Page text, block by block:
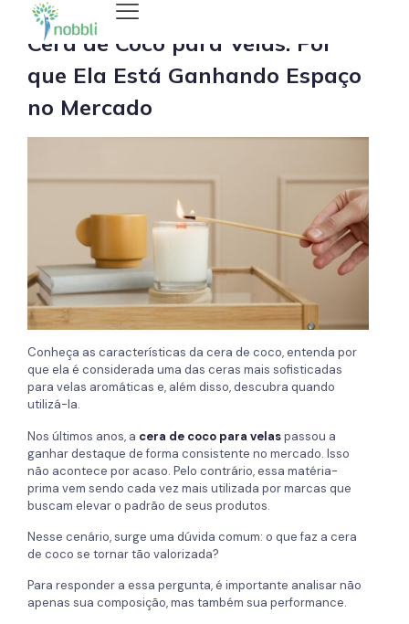
Cera de Coco para Velas: Por
que Ela Está Ganhando Espaço
no Mercado
Conheça as características da cera de coco, entenda por
que ela é considerada uma das ceras mais sofisticadas
para velas aromáticas e, além disso, descubra quando
utilizá-la.
Nos últimos anos, a cera de coco para velaspassou a
ganhar destaque de forma consistente no mercado. Isso
não acontece por acaso. Pelo contrário, essa matéria-
prima vem sendo cada vez mais utilizada por marcas que
buscam elevar o padrão de seus produtos.
Nesse cenário, surge uma dúvida comum: o que faz a cera
de coco se tornar tão valorizada?
Para responder a essa pergunta, é importante analisar não
apenas sua composição, mas também sua performance.